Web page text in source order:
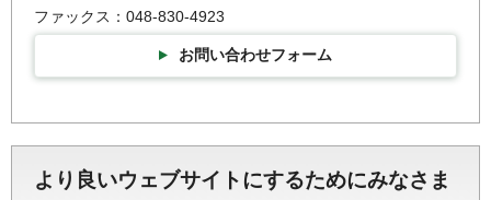
ファックス：048-830-4923
お問い合わせフォーム
より良いウェブサイトにするためにみなさま